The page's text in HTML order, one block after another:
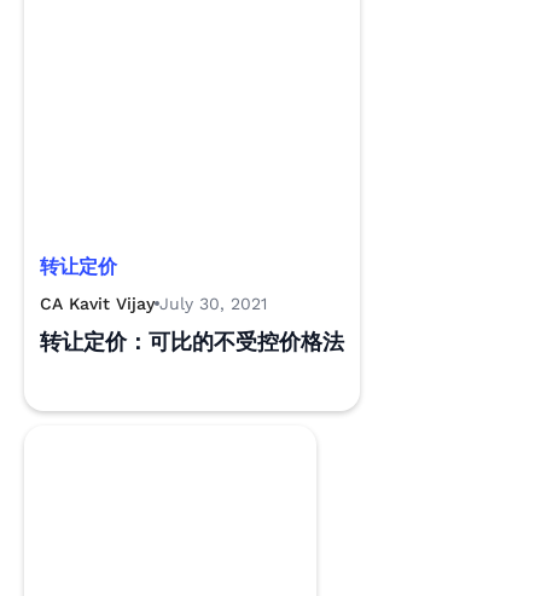
转让定价
CA Kavit Vijay July 30, 2021
转让定价：可比的不受控价格法